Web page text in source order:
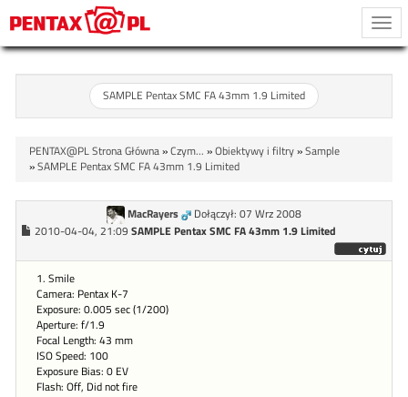
SAMPLE Pentax SMC FA 43mm 1.9 Limited
PENTAX@PL Strona Główna»Czym... »Obiektywy i filtry»Sample
»SAMPLE Pentax SMC FA 43mm 1.9 Limited
MacRayers
Dołączył: 07 Wrz 2008
2010-04-04, 21:09 SAMPLE Pentax SMC FA 43mm 1.9 Limited
1. Smile
Camera: Pentax K-7
Exposure: 0.005 sec (1/200)
Aperture: f/1.9
Focal Length: 43 mm
ISO Speed: 100
Exposure Bias: 0 EV
Flash: Off, Did not fire